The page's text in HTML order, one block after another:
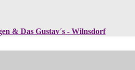
& Das Gustav´s - Wilnsdorf